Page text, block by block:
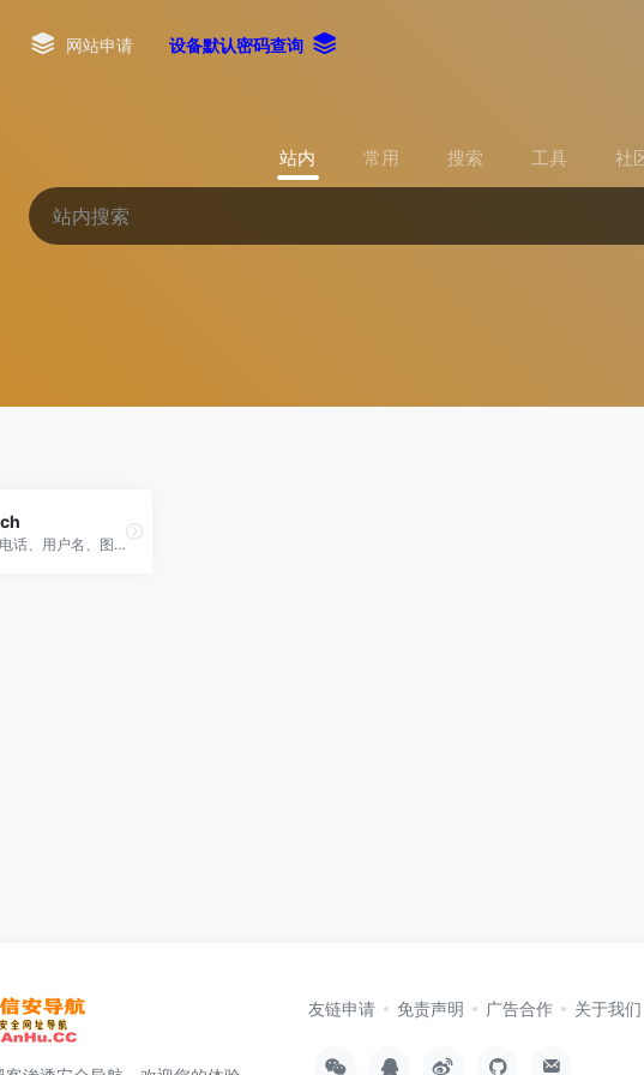
网站申请 设备默认密码查询
站内 常用 搜索 工具 社
境外邮箱、电话、用户名、图片、车辆、加密货币、域名综合落查工具
友链申请 免责声明 广告合作 关于我们